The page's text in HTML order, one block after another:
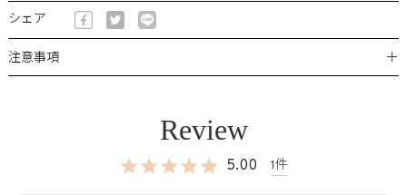
シェア
注意事項 ＋
5.00 1